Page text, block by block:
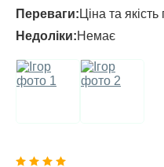
Переваги: Ціна та
Недоліки:Немає